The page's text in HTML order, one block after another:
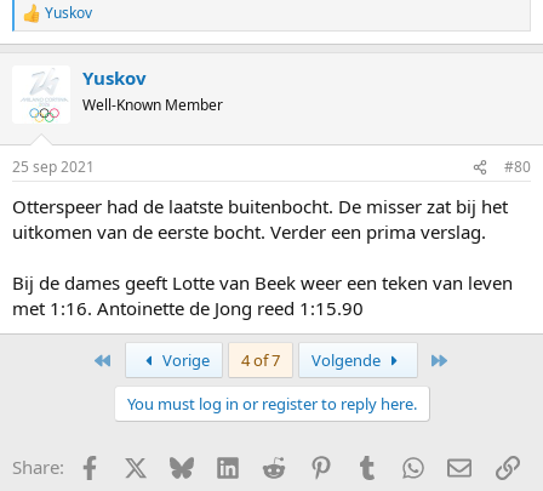
R
e
t
s
Yuskov
Yuskov
Well-Known Member
25 sep 2021 #80
Otterspeer had de laatste buitenbocht. De misser zat bij het
uitkomen van de eerste bocht. Verder een prima verslag.
Bij de dames geeft Lotte van Beek weer een teken van leven
met 1:16. Antoinette de Jong reed 1:15.90
Vorige 4 of 7 Volgende
You must log in or register to reply here.
Share: Facebook Bluesky LinkedInReddit PinterestTumblrWhatsApp
E-mail